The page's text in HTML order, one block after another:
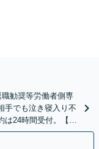
職勧奨等労働者側専
手でも泣き寝入り不
は24時間受付。【初